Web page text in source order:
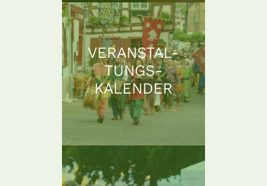
VERANSTAL-
TUNGS-
KALENDER